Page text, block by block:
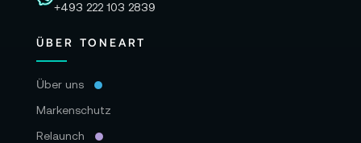
+493 222 103 2839
ÜBER TONEART
Über uns
Markenschutz
Relaunch